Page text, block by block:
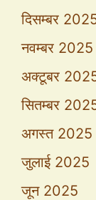
दिसम्बर
नवम्बर 2025
अक्टूबर
सितम्बर
अगस्त 2025
जुलाई 2025
जून 2025